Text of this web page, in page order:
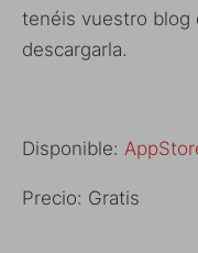
tenéis vuestro blog
descargarla.
Disponible:
Precio: Gratis